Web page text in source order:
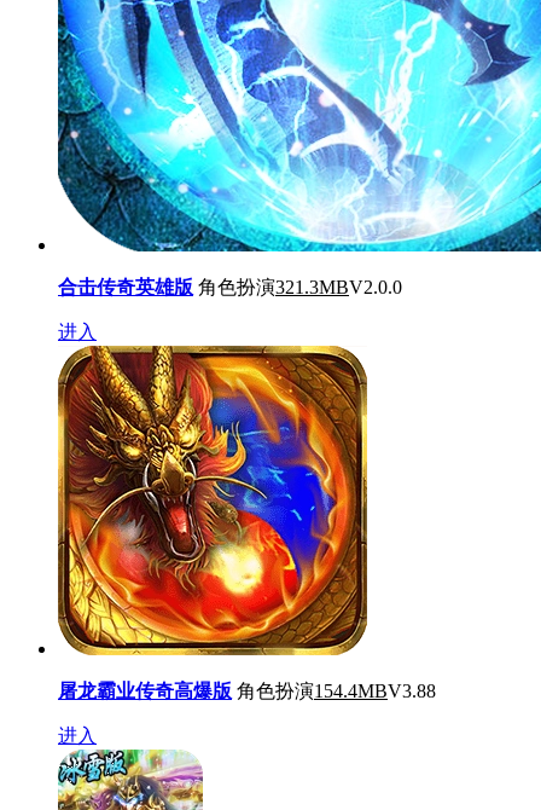
合击传奇英雄版 角色扮演321.3MBV2.0.0
进入
屠龙霸业传奇高爆版 角色扮演154.4MBV3.88
进入